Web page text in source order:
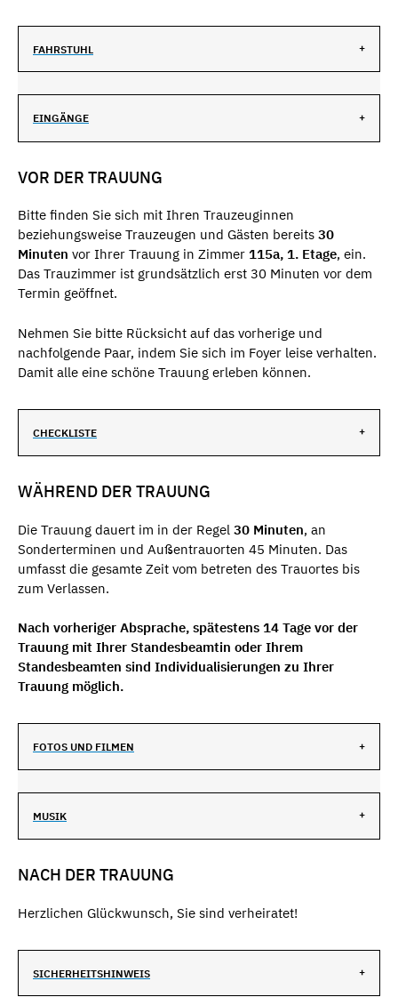
FAHRSTUHL
EINGÄNGE
VOR DER TRAUUNG
Bitte finden Sie sich mit Ihren Trauzeuginnen
beziehungsweise Trauzeugen und Gästen bereits 30
Minuten vor Ihrer Trauung in Zimmer 115a, 1. Etage, ein.
Das Trauzimmer ist grundsätzlich erst 30 Minuten vor dem
Termin geöffnet.
Nehmen Sie bitte Rücksicht auf das vorherige und
nachfolgende Paar, indem Sie sich im Foyer leise verhalten.
Damit alle eine schöne Trauung erleben können.
CHECKLISTE
WÄHREND DER TRAUUNG
Die Trauung dauert im in der Regel 30 Minuten, an
Sonderterminen und Außentrauorten 45 Minuten. Das
umfasst die gesamte Zeit vom betreten des Trauortes bis
zum Verlassen.
Nach vorheriger Absprache, spätestens 14 Tage vor der
Trauung mit Ihrer Standesbeamtin oder Ihrem
Standesbeamten sind Individualisierungen zu Ihrer
Trauung möglich.
FOTOS UND FILMEN
MUSIK
NACH DER TRAUUNG
Herzlichen Glückwunsch, Sie sind verheiratet!
SICHERHEITSHINWEIS